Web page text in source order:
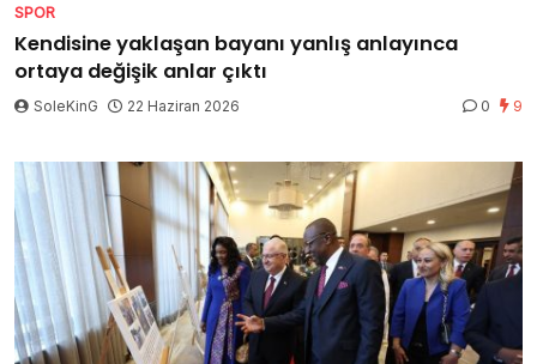
SPOR
Kendisine yaklaşan bayanı yanlış anlayınca
ortaya değişik anlar çıktı
SoleKinG 22 Haziran 2026 0 9